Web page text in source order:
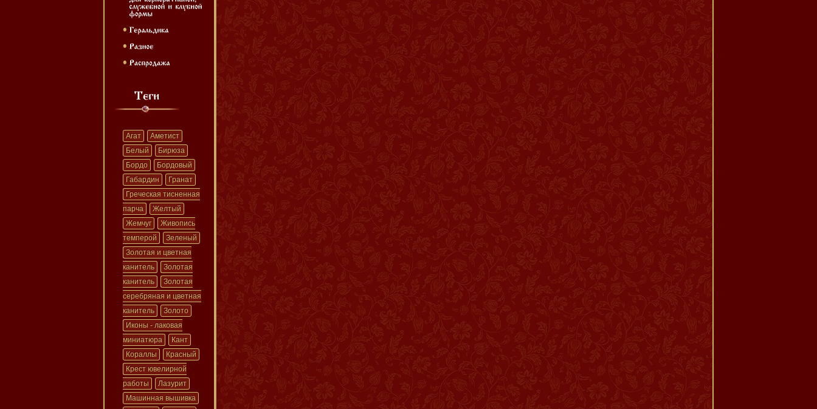
Агат
Аметист
Белый
Бирюза
Бордо
Бордовый
Габардин
Гранат
Греческая тисненная
парча
Желтый
Жемчуг
Живопись
темперой
Зеленый
Золотая и цветная
канитель
Золотая
канитель
Золотая
серебряная и цветная
канитель
Золото
Иконы - лаковая
миниатюра
Кант
Кораллы
Красный
Крест ювелирной
работы
Лазурит
Машинная вышивка